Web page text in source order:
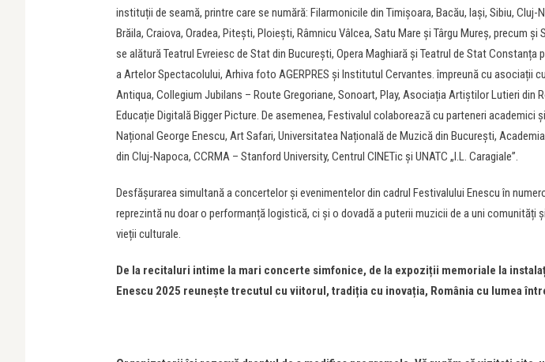
instituții de seamă, printre care se numără: Filarmonicile din Timișoara, Bacău, Iași, Sibiu, Cluj-
Brăila, Craiova, Oradea, Pitești, Ploiești, Râmnicu Vâlcea, Satu Mare și Târgu Mureș, precum și
se alătură Teatrul Evreiesc de Stat din București, Opera Maghiară și Teatrul de Stat Constanța
a Artelor Spectacolului, Arhiva foto AGERPRES și Institutul Cervantes. împreună cu asociații
Antiqua, Collegium Jubilans – Route Gregoriane, Sonoart, Play, Asociația Artiștilor Lutieri din
Educație Digitală Bigger Picture. De asemenea, Festivalul colaborează cu parteneri academici
Național George Enescu, Art Safari, Universitatea Națională de Muzică din București,
din Cluj-Napoca, CCRMA – Stanford University, Centrul CINETic și UNATC „I.L. Caragiale”.
Desfășurarea simultană a concertelor și evenimentelor din cadrul Festivalului Enescu în
reprezintă nu doar o performanță logistică, ci și o dovadă a puterii muzicii de a uni comunități
vieții culturale.
De la recitaluri intime la mari concerte simfonice, de la expoziții memoriale la
Enescu 2025 reunește trecutul cu viitorul, tradiția cu inovația, România cu lumea